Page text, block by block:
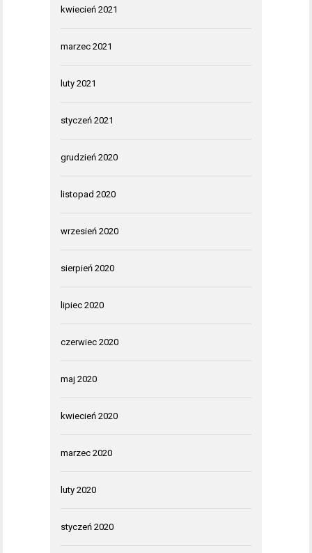
kwiecień 2021
marzec 2021
luty 2021
styczeń 2021
grudzień 2020
listopad 2020
wrzesień 2020
sierpień 2020
lipiec 2020
czerwiec 2020
maj 2020
kwiecień 2020
marzec 2020
luty 2020
styczeń 2020